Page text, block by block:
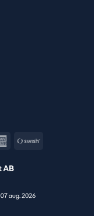
AmericanSwish